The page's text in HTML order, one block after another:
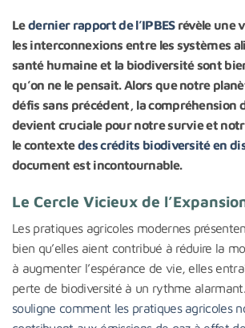
Ledernier rapport de l’IPBESrévèle une
les interconnexions entre les systèmes
santé humaine et la biodiversité sont
qu’on ne le pensait. Alors que notre
défis sans précédent, la compréhension
devient cruciale pour notre survie et
le contextedes crédits biodiversité en
document est incontournable.
Le Cercle Vicieux de
Les pratiques agricoles modernes
bien qu’elles aient contribué à réduire la
à augmenter l’espérance de vie, elles
perte de biodiversité à un rythme alarmant.
souligne comment les pratiques agricoles